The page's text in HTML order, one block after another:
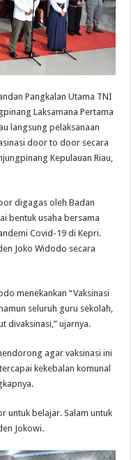
Pangkalan Utama TNI
Laksamana Pertama
langsung pelaksanaan
door to door secara
Kepulauan Riau,
digagas oleh Badan
bentuk usaha bersama
Covid-19 di Kepri.
Joko Widodo secara
menekankan “Vaksinasi
seluruh guru sekolah,
divaksinasi,” ujarnya.
agar vaksinasi ini
kekebalan komunal
untuk belajar. Salam untuk
Jokowi.